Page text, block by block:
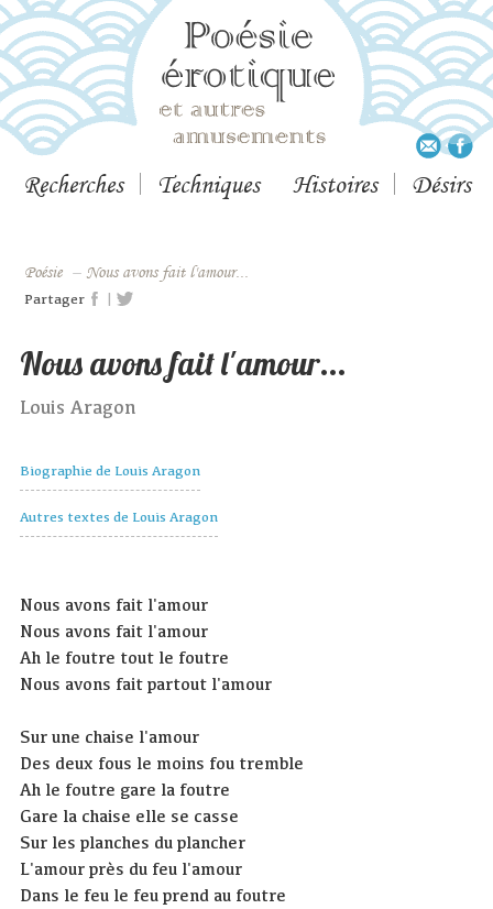
Recherches Techniques Histoires Désirs
Poésie – Nous avons fait l'amour...
Partager |
Nous avons fait l'amour...
Louis Aragon
Biographie de Louis Aragon
Autres textes de Louis Aragon
Nous avons fait l'amour
Nous avons fait l'amour
Ah le foutre tout le foutre
Nous avons fait partout l'amour
Sur une chaise l'amour
Des deux fous le moins fou tremble
Ah le foutre gare la foutre
Gare la chaise elle se casse
Sur les planches du plancher
L'amour près du feu l'amour
Dans le feu le feu prend au foutre